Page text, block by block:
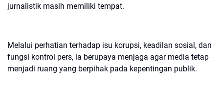
jurnalistik masih memiliki tempat.
Melalui perhatian terhadap isu korupsi, keadilan sosial, dan
fungsi kontrol pers, ia berupaya menjaga agar media tetap
menjadi ruang yang berpihak pada kepentingan publik.